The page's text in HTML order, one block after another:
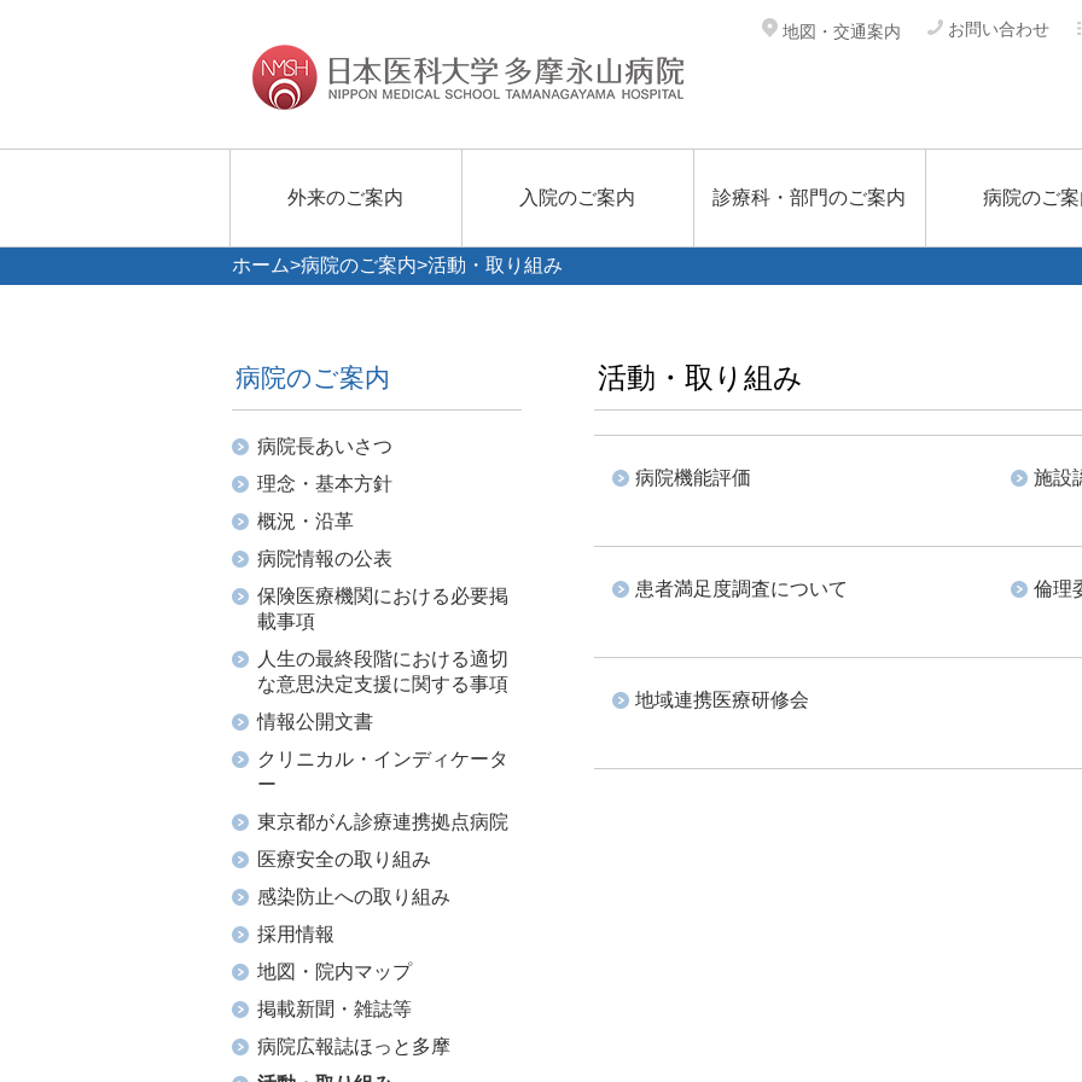
地図・交通案内 お問い合わせ
外来のご案内 入院のご案内 診療科・部門のご案内 病院のご
ホーム>病院のご案内>活動・取り組み
病院のご案内
病院長あいさつ
理念・基本方針
概況・沿革
病院情報の公表
保険医療機関における必要掲
載事項
人生の最終段階における適切
な意思決定支援に関する事項
情報公開文書
クリニカル・インディケータ
ー
東京都がん診療連携拠点病院
医療安全の取り組み
感染防止への取り組み
採用情報
地図・院内マップ
掲載新聞・雑誌等
病院広報誌ほっと多摩
活動・取り組み
病院機能評価 施設
患者満足度調査について 倫理
地域連携医療研修会